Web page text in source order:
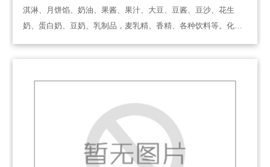
淇淋、月饼馅、奶油、果酱、果汁、大豆、豆酱、豆沙、花生
奶、蛋白奶、豆奶、乳制品，麦乳精、香精、各种饮料等。化学
催化剂、乳化沥青、胶粘剂、洗涤剂、塑…